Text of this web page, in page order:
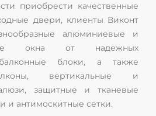
приобрести качественные
двери, клиенты Виконт
алюминиевые и
окна от надежных
блоки, а также
вертикальные и
защитные и тканевые
и антимоскитные сетки.